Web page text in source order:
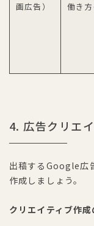
画広告）
働き
4. 広告クリエ
出稿するGoogle広
作成しましょう。
クリエイティブ作成